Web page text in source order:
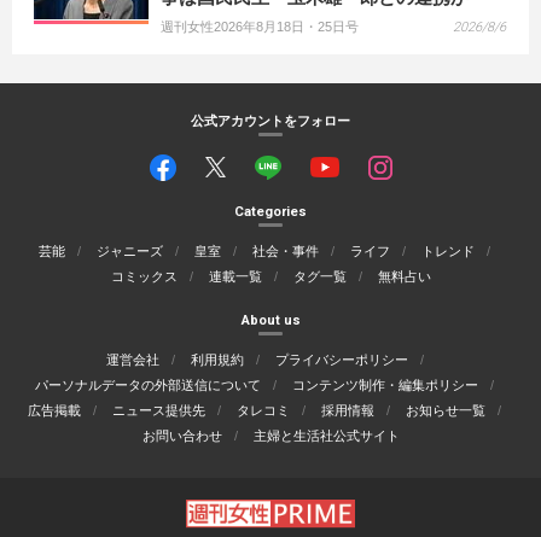
週刊女性2026年8月18日・25日号 2026/8/6
公式アカウントをフォロー
Categories
芸能 ジャニーズ 皇室 社会・事件 ライフ
トレンド
コミックス
連載一覧 タグ一覧 無料占い
About us
運営会社 利用規約
プライバシーポリシー
パーソナルデータの外部送信について
コンテンツ制作・編集ポリシー
広告掲載
ニュース提供先 タレコミ 採用情報
お知らせ一覧
お問い合わせ
主婦と生活社公式サイト